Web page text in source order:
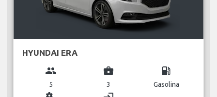
HYUNDAI ERA
group
5
business_center
3
local_gas_station
Gasolina